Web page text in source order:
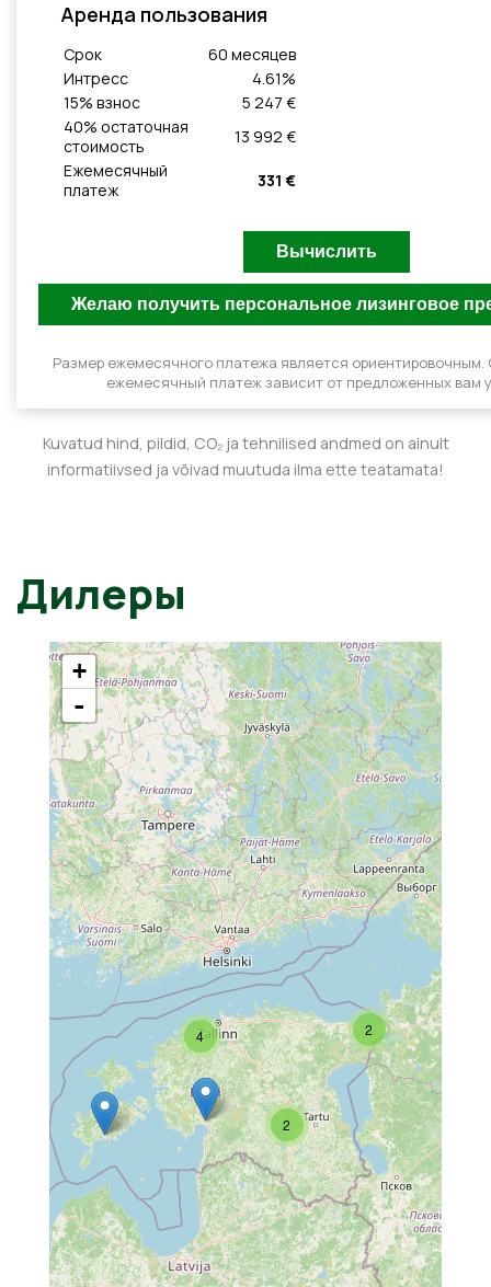
Aренда пользования
Cрок 60 месяцeв
Интресс
4.61%
15% взнос
5 247 €
40% остаточная
стоимость
13 992 €
Ежемесячный
платеж
331 €
Размер ежемесячного платежа является
ежемесячный платеж зависит от предложенных вам
Kuvatud hind, pildid, CO₂ ja tehnilised andmed on ainult
informatiivsed ja võivad muutuda ilma ette teatamata!
Дилеры
2
2
4
+
-